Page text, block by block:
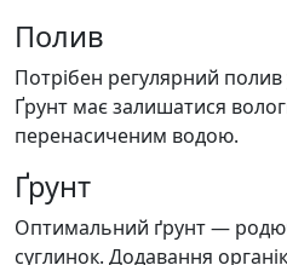
Полив
Потрібен регулярний полив
Ґрунт має залишатися
перенасиченим водою.
Ґрунт
Оптимальний ґрунт —
суглинок. Додавання